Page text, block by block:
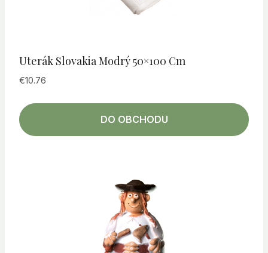
Uterák Slovakia Modrý 50×100 Cm
€10.76
DO OBCHODU